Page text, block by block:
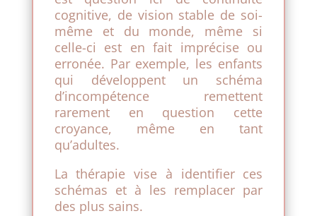
cognitive, de vision stable de soi-
même et du monde, même si
celle-ci est en fait imprécise ou
erronée. Par exemple, les enfants
qui développent un schéma
d’incompétence remettent
rarement en question cette
croyance, même en tant
qu’adultes.
La thérapie vise à identifier ces
schémas et à les remplacer par
des plus sains.